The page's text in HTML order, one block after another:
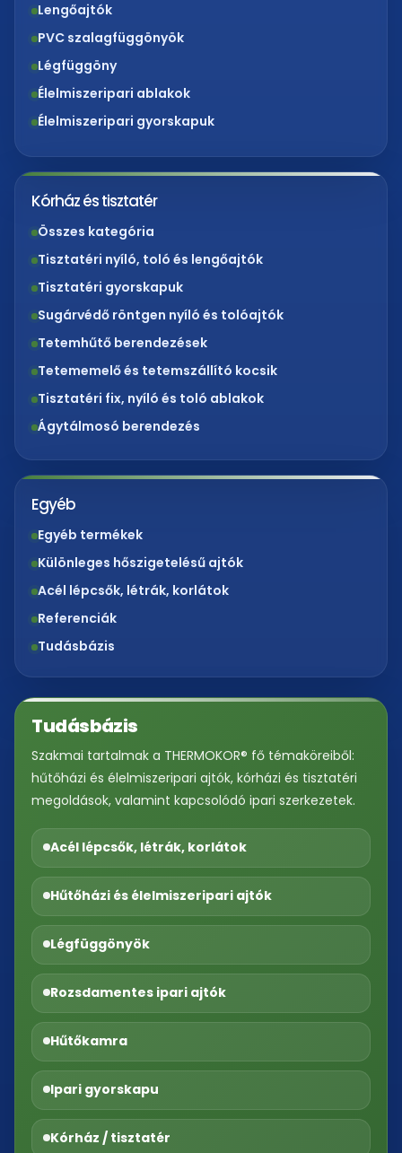
Lengőajtók
PVC szalagfüggönyök
Légfüggöny
Élelmiszeripari ablakok
Élelmiszeripari gyorskapuk
Kórház és tisztatér
Összes kategória
Tisztatéri nyíló, toló és lengőajtók
Tisztatéri gyorskapuk
Sugárvédő röntgen nyíló és tolóajtók
Tetemhűtő berendezések
Tetememelő és tetemszállító kocsik
Tisztatéri fix, nyíló és toló ablakok
Ágytálmosó berendezés
Egyéb
Egyéb termékek
Különleges hőszigetelésű ajtók
Acél lépcsők, létrák, korlátok
Referenciák
Tudásbázis
Tudásbázis
Szakmai tartalmak a THERMOKOR® fő témaköreiből:
hűtőházi és élelmiszeripari ajtók, kórházi és tisztatéri
megoldások, valamint kapcsolódó ipari szerkezetek.
Acél lépcsők, létrák, korlátok
Hűtőházi és élelmiszeripari ajtók
Légfüggönyök
Rozsdamentes ipari ajtók
Hűtőkamra
Ipari gyorskapu
Kórház / tisztatér